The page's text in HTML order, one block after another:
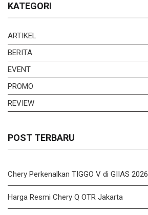
KATEGORI
ARTIKEL
BERITA
EVENT
PROMO
REVIEW
POST TERBARU
Chery Perkenalkan TIGGO V di GIIAS 2026
Harga Resmi Chery Q OTR Jakarta